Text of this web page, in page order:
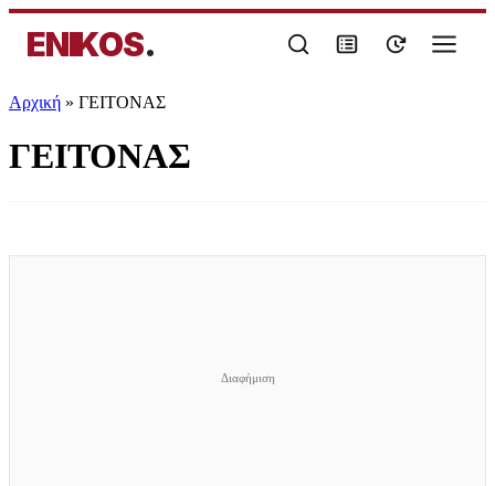
ENIKOS.
Αρχική » ΓΕΙΤΟΝΑΣ
ΓΕΙΤΟΝΑΣ